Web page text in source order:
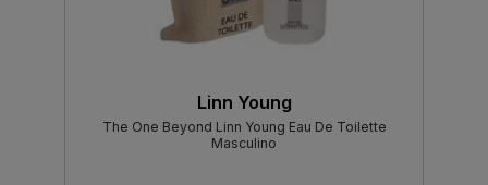
Linn Young
The One Beyond Linn Young Eau De Toilette
Masculino